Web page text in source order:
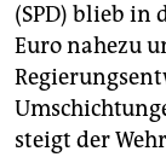
(SPD) blieb in
Euro nahezu
steigt der